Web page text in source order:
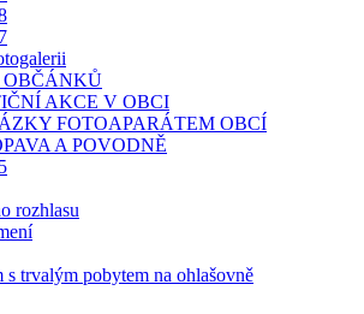
AKCE V OBCI
FOTOAPARÁTEM OBCÍ
A POVODNĚ
rozhlasu
s trvalým pobytem na ohlašovně